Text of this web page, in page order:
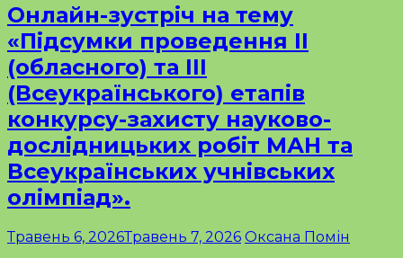
Онлайн-зустріч на тему
«Підсумки проведення ІІ
(обласного) та ІІІ
(Всеукраїнського) етапів
конкурсу-захисту науково-
дослідницьких робіт МАН та
Всеукраїнських учнівських
олімпіад».
Травень 6, 2026Травень 7, 2026 Оксана Помін